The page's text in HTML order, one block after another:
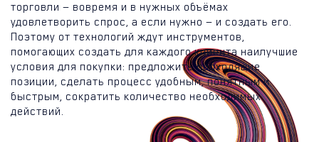
торговли — вовремя и в нужных объёмах
удовлетворить спрос, а если нужно — и создать его.
Поэтому от технологий ждут инструментов,
помогающих создать для каждого клиента наилучшие
условия для покупки: предложить подходящие
позиции, сделать процесс удобным, понятным и
быстрым, сократить количество необходимых
действий.